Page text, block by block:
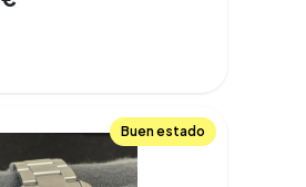
Buen estado